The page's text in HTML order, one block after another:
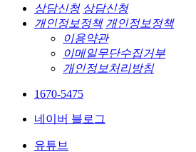
상담신청 상담신청
개인정보정책 개인정보정책
이용약관
이메일무단수집거부
개인정보처리방침
1670-5475
네이버 블로그
유튜브